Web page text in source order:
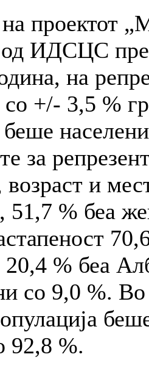
проектот
ИДСЦС
на
+/- 3,5 %
за
возраст и
51,7 % беа
% беа
со 9,0 %.
92,8 %.